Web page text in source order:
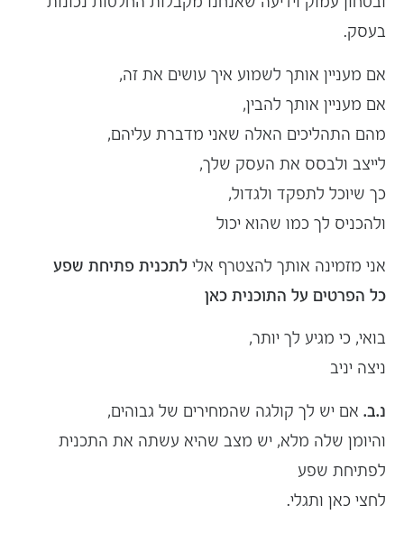
בעסק.
אם מעניין אותך לשמוע איך עושים את זה,
אם מעניין אותך להבין,
מהם התהליכים האלה שאני מדברת עליהם,
לייצב ולבסס את העסק שלך,
כך שיוכל לתפקד ולגדול,
ולהכניס לך כמו שהוא יכול
אני מזמינה אותך להצטרף אלי לתכנית פתיחת שפע™
כל הפרטים על התוכנית כאן
בואי, כי מגיע לך יותר,
ניצה יניב
נ.ב. אם יש לך קולגה שהמחירים של גבוהים,
והיומן שלה מלא, יש מצב שהיא עשתה את התכנית
לפתיחת שפע™
לחצי כאן ותגלי.